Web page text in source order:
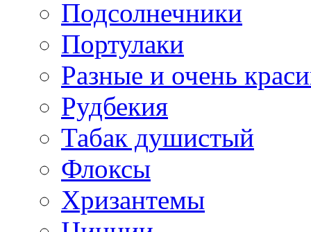
Подсолнечники
Портулаки
Разные и очень
Рудбекия
Табак душистый
Флоксы
Хризантемы